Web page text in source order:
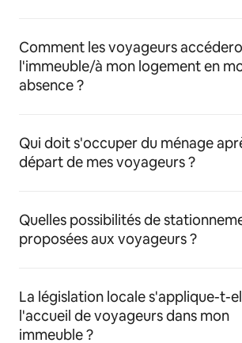
Comment les voyageurs
l'immeuble/à mon logement en
absence ?
Qui doit s'occuper du ménage
départ de mes voyageurs ?
Quelles possibilités de
proposées aux voyageurs ?
La législation locale s'applique-t-
l'accueil de voyageurs dans mon
immeuble ?